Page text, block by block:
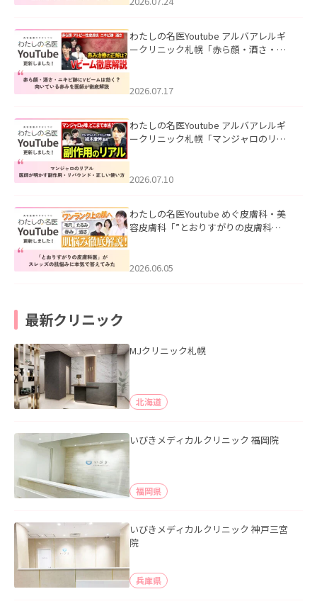
わたしの名医Youtube アルバアレルギ
ークリニック札幌「赤ら顔・酒さ・ニ
した。
2026.07.17
わたしの名医Youtube アルバアレルギ
ークリニック札幌「マンジャロのリア
た。
2026.07.10
わたしの名医Youtube めぐ皮膚科・美
容皮膚科「”とおりすがりの皮膚科
2026.06.05
最新クリニック
MJクリニック札幌
北海道
いびきメディカルクリニック 福岡院
福岡県
いびきメディカルクリニック 神戸三宮
院
兵庫県